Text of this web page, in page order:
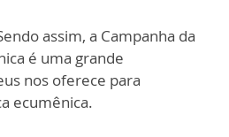
assim, a Campanha da
é uma grande
nos oferece para
ecumênica.